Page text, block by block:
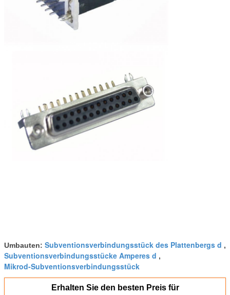
Umbauten: Subventionsverbindungsstück des Plattenbergs d ,
Subventionsverbindungsstücke Amperes d ,
Mikrod-Subventionsverbindungsstück
Erhalten Sie den besten Preis für